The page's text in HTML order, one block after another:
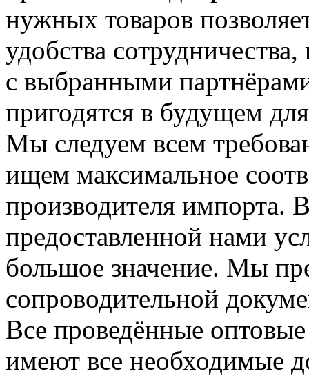
нужных товаров
удобства
с выбранными
пригодятся в будущем
Мы следуем всем
ищем максимальное
производителя импорта.
предоставленной нами
большое значение. Мы
сопроводительной
Все проведённые
имеют все необходимые